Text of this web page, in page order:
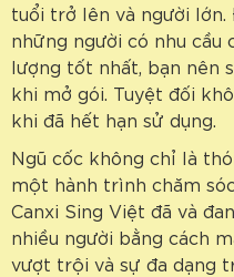
tuổi trở lên và người
những người có nhu cầu
lượng tốt nhất, bạn nên
khi mở gói. Tuyệt đối
khi đã hết hạn sử dụng.
Ngũ cốc không chỉ là
một hành trình chăm
Canxi Sing Việt đã và
nhiều người bằng cách
vượt trội và sự đa dạng